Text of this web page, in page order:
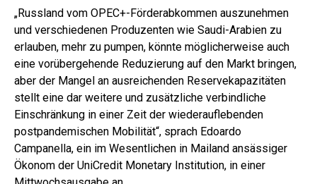
„Russland vom OPEC+-Förderabkommen auszunehmen
und verschiedenen Produzenten wie Saudi-Arabien zu
erlauben, mehr zu pumpen, könnte möglicherweise auch
eine vorübergehende Reduzierung auf den Markt bringen,
aber der Mangel an ausreichenden Reservekapazitäten
stellt eine dar weitere und zusätzliche verbindliche
Einschränkung in einer Zeit der wiederauflebenden
postpandemischen Mobilität“, sprach Edoardo
Campanella, ein im Wesentlichen in Mailand ansässiger
Ökonom der UniCredit Monetary Institution, in einer